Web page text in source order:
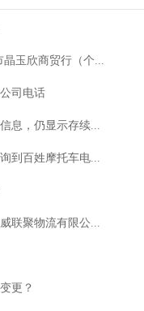
玉欣商贸行（个...
司电话
息，仍显示存续...
到百姓摩托车电...
联聚物流有限公...
更？